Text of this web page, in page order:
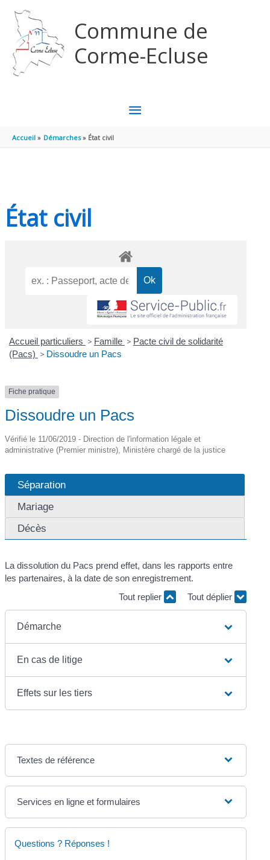
Commune de
Corme-Ecluse
MENU
Accueil Démarches État civil
État civil
Accueil particuliers > Famille > Pacte civil de solidarité
(Pacs) > Dissoudre un Pacs
Fiche pratique
Dissoudre un Pacs
Vérifié le 11/06/2019 - Direction de l'information légale et
administrative (Premier ministre), Ministère chargé de la justice
Séparation
Mariage
Décès
La dissolution du Pacs prend effet, dans les rapports entre
les partenaires, à la date de son enregistrement.
Tout replier
Tout déplier
Démarche
En cas de litige
Effets sur les tiers
Textes de référence
Services en ligne et formulaires
Questions ? Réponses !